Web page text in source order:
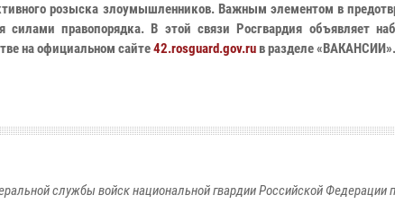
розыска злоумышленников. Важным элементом в
силами правопорядка. В этой связи Росгвардия объявляет
на официальном сайте42.rosguard.gov.ru в разделе «ВАКАНСИИ».
службы войск национальной гвардии Российской Федерации